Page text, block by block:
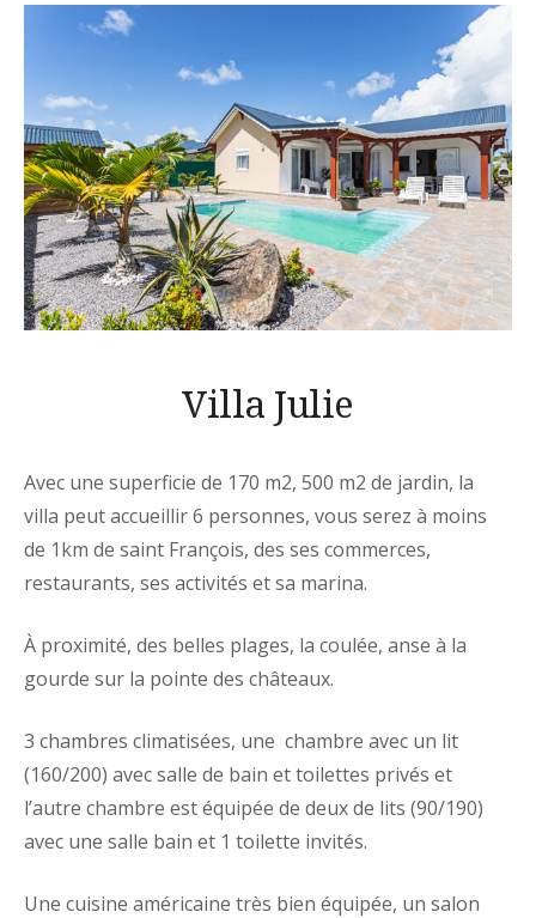
Villa Julie
Avec une superficie de 170 m2, 500 m2 de jardin, la
villa peut accueillir 6 personnes, vous serez à moins
de 1km de saint François, des ses commerces,
restaurants, ses activités et sa marina.
À proximité, des belles plages, la coulée, anse à la
gourde sur la pointe des châteaux.
3 chambres climatisées, une chambre avec un lit
(160/200) avec salle de bain et toilettes privés et
l’autre chambre est équipée de deux de lits (90/190)
avec une salle bain et 1 toilette invités.
Une cuisine américaine très bien équipée, un salon